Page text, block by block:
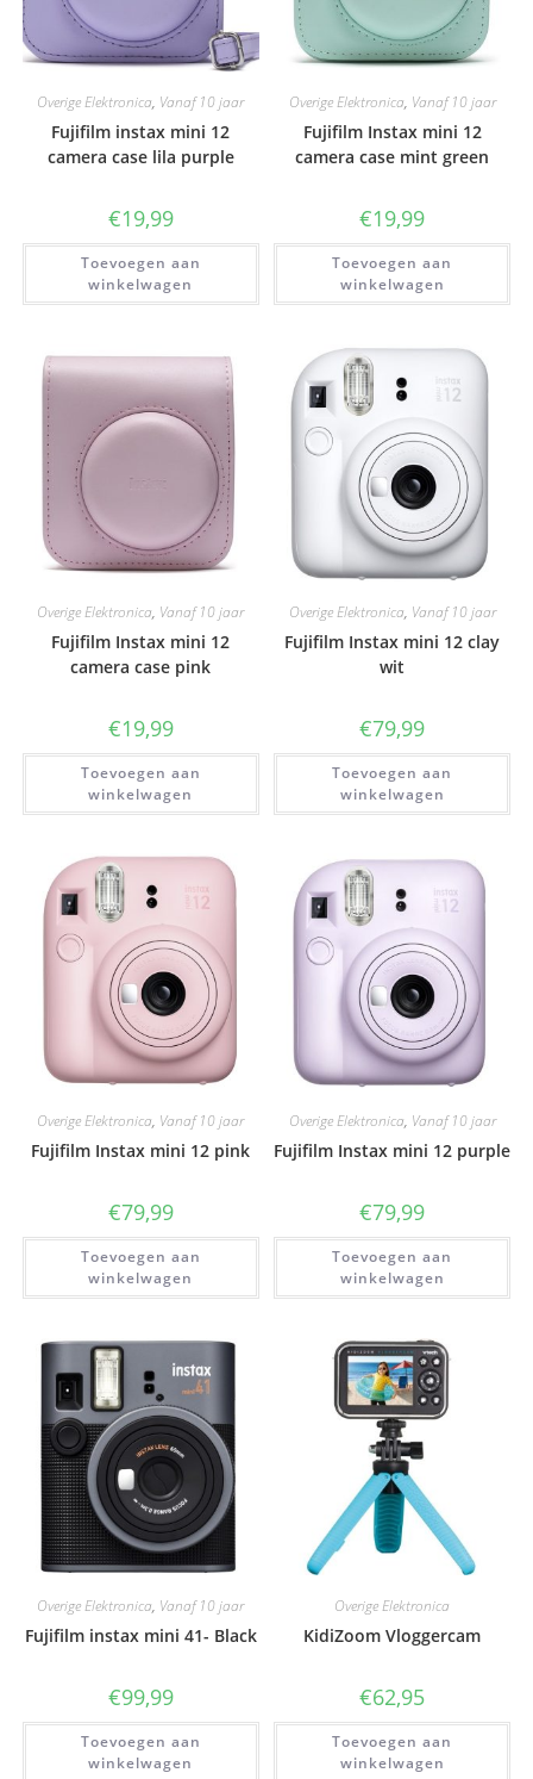
Overige Elektronica, Vanaf 10 jaar
Fujifilm instax mini 12
camera case lila purple
€19,99
Toevoegen aan
winkelwagen
Overige Elektronica, Vanaf 10 jaar
Fujifilm Instax mini 12
camera case mint green
€19,99
Toevoegen aan
winkelwagen
Overige Elektronica, Vanaf 10 jaar
Fujifilm Instax mini 12
camera case pink
€19,99
Toevoegen aan
winkelwagen
Overige Elektronica, Vanaf 10 jaar
Fujifilm Instax mini 12 clay
wit
€79,99
Toevoegen aan
winkelwagen
Overige Elektronica, Vanaf 10 jaar
Fujifilm Instax mini 12 pink
€79,99
Toevoegen aan
winkelwagen
Overige Elektronica, Vanaf 10 jaar
Fujifilm Instax mini 12 purple
€79,99
Toevoegen aan
winkelwagen
Overige Elektronica, Vanaf 10 jaar
Fujifilm instax mini 41- Black
€99,99
Toevoegen aan
winkelwagen
Overige Elektronica
KidiZoom Vloggercam
€62,95
Toevoegen aan
winkelwagen